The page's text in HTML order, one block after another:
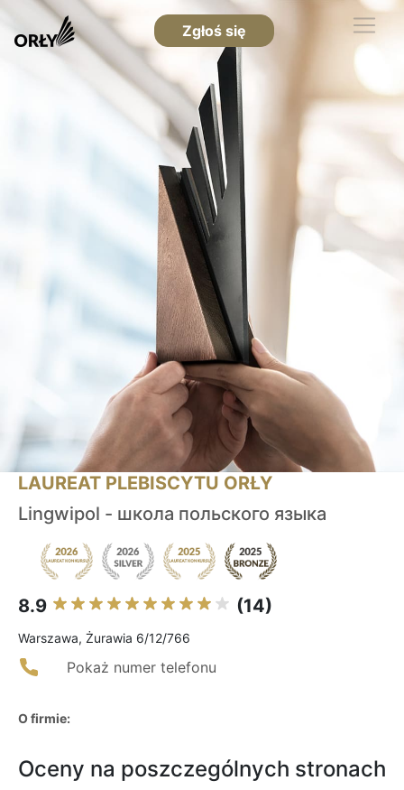
Zgłoś się
LAUREAT PLEBISCYTU ORŁY
Lingwipol - школа польского языка
8.9 (14)
Warszawa, Żurawia 6/12/766
Pokaż numer telefonu
O firmie:
Oceny na poszczególnych stronach